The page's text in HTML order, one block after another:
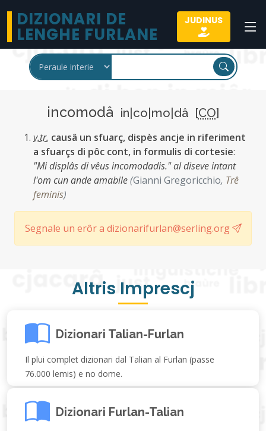
DIZIONARI DE
LENGHE FURLANE
JUDINUS
incomodâ in|co|mo|dâ [CO]
v.tr. causâ un sfuarç, dispès ancje in riferiment
a sfuarçs di pôc cont, in formulis di cortesie:
"Mi displâs di vêus incomodadis." al diseve intant
l'om cun ande amabile(Gianni Gregoricchio, Trê
feminis)
Segnale un erôr a dizionarifurlan@serling.org
Altris Imprescj
Dizionari Talian-Furlan
Il plui complet dizionari dal Talian al Furlan (passe
76.000 lemis) e no dome.
Dizionari Furlan-Talian